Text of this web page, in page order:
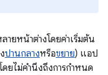
ายหน้าต่างโดยค่าเริ่มต้น
ปานกลางหรือขยาย) แอป
ยไม่คำนึงถึงการกำหนด